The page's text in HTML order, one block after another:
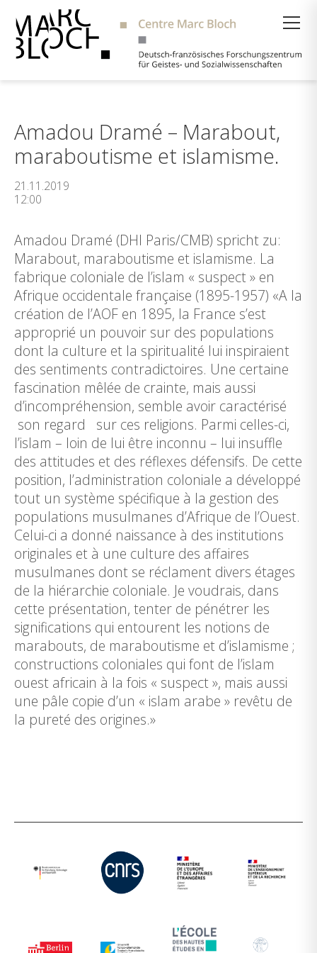
Amadou Dramé – Marabout,
maraboutisme et islamisme.
21.11.2019
12:00
Amadou Dramé (DHI Paris/CMB) spricht zu:
Marabout, maraboutisme et islamisme. La
fabrique coloniale de l’islam « suspect » en
Afrique occidentale française (1895-1957) «A la
création de l’AOF en 1895, la France s’est
approprié un pouvoir sur des populations
dont la culture et la spiritualité lui inspiraient
des sentiments contradictoires. Une certaine
fascination mêlée de crainte, mais aussi
d’incompréhension, semble avoir caractérisé
son regard sur ces religions. Parmi celles-ci,
l’islam – loin de lui être inconnu – lui insuffle
des attitudes et des réflexes défensifs. De cette
position, l’administration coloniale a développé
tout un système spécifique à la gestion des
populations musulmanes d’Afrique de l’Ouest.
Celui-ci a donné naissance à des institutions
originales et à une culture des affaires
musulmanes dont se réclament divers étages
de la hiérarchie coloniale. Je voudrais, dans
cette présentation, tenter de pénétrer les
significations qui entourent les notions de
marabouts, de maraboutisme et d’islamisme ;
constructions coloniales qui font de l’islam
ouest africain à la fois « suspect », mais aussi
une pâle copie d’un « islam arabe » revêtu de
la pureté des origines.»